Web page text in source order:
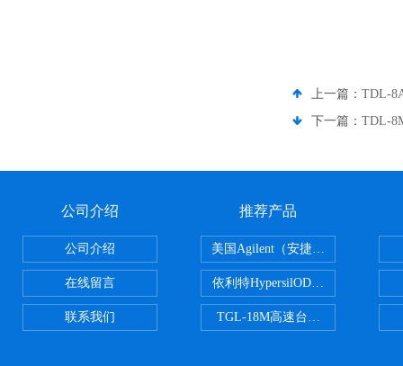
上一篇： TDL-
下一篇： TDL-
公司介绍
公司介绍
在线留言
联系我们
推荐产品
美国Agilent（安捷伦） PLOT色谱
依利特HypersilODS2/C18/C8/
TGL-18M高速台式冷冻离心机